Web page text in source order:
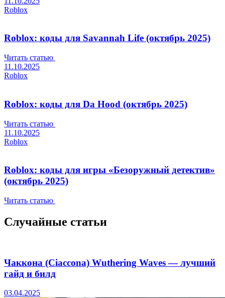
Roblox
Roblox: коды для Savannah Life (октябрь 2025)
Читать статью
11.10.2025
Roblox
Roblox: коды для Da Hood (октябрь 2025)
Читать статью
11.10.2025
Roblox
Roblox: коды для игры «Безоружный детектив»
(октябрь 2025)
Читать статью
Случайные статьи
Чаккона (Ciaccona) Wuthering Waves — лучший
гайд и билд
03.04.2025